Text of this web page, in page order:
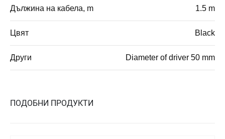
Дължина на кабела, m 1.5 m
Цвят Black
Други Diameter of driver 50 mm
ПОДОБНИ ПРОДУКТИ